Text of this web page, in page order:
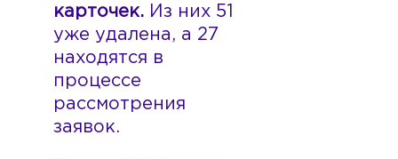
карточек. Из них 51
уже удалена, а 27
находятся в
процессе
рассмотрения
заявок.